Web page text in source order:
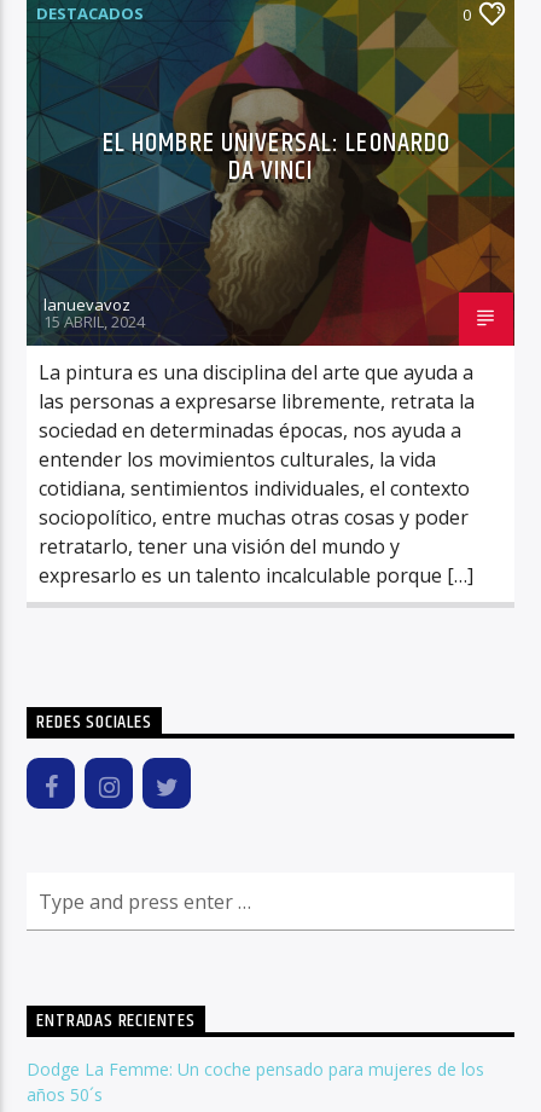
DESTACADOS 0
EL HOMBRE UNIVERSAL: LEONARDO
DA VINCI
lanuevavoz
15 ABRIL, 2024
La pintura es una disciplina del arte que ayuda a
las personas a expresarse libremente, retrata la
sociedad en determinadas épocas, nos ayuda a
entender los movimientos culturales, la vida
cotidiana, sentimientos individuales, el contexto
sociopolítico, entre muchas otras cosas y poder
retratarlo, tener una visión del mundo y
expresarlo es un talento incalculable porque […]
REDES SOCIALES
ENTRADAS RECIENTES
Dodge La Femme: Un coche pensado para mujeres de los
años 50´s